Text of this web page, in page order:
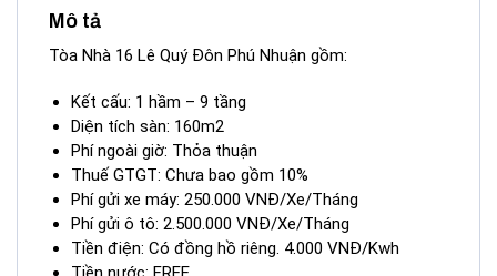
Mô tả
Tòa Nhà 16 Lê Quý Đôn Phú Nhuận gồm:
Kết cấu: 1 hầm – 9 tầng
Diện tích sàn: 160m2
Phí ngoài giờ: Thỏa thuận
Thuế GTGT: Chưa bao gồm 10%
Phí gửi xe máy: 250.000 VNĐ/Xe/Tháng
Phí gửi ô tô: 2.500.000 VNĐ/Xe/Tháng
Tiền điện: Có đồng hồ riêng. 4.000 VNĐ/Kwh